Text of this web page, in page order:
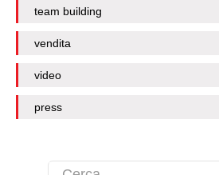
team building
vendita
video
press